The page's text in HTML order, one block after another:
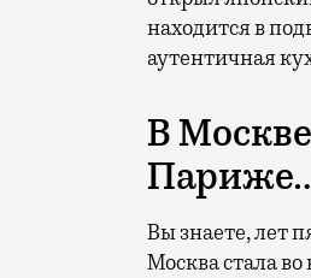
находится в
аутентичная
В
Вы знаете, лет
Москва стала